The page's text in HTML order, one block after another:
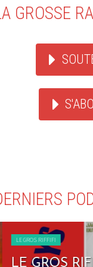
GROSSE
LE GROS RIFFIFI
LE GROS